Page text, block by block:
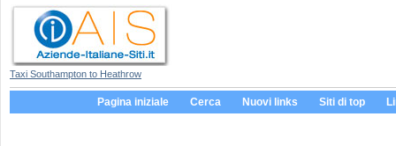
Taxi Southampton to Heathrow
Pagina iniziale Cerca Nuovi links Siti di top